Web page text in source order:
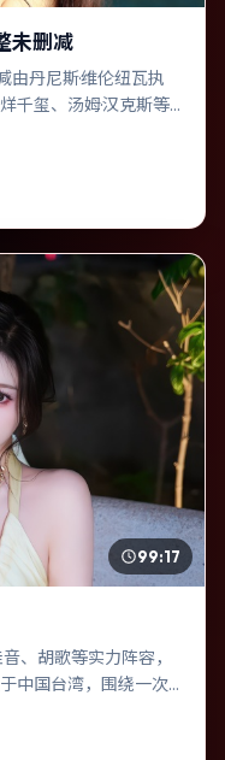
未删减
由丹尼斯·维伦纽瓦执
千玺、汤姆·汉克斯等
与取景来自法国。人
问。影片整体气质压
欢强情节与细腻表演
99:17
、胡歌等实力阵容，
中国台湾，围绕一次
度服务于主题，结尾